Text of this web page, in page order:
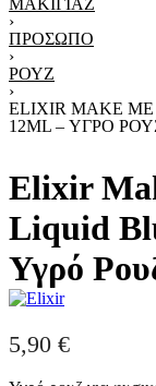
ΜΑΚΙΓΙΆΖ
›
ΠΡΌΣΩΠΟ
›
ΡΟΥΖ
›
ELIXIR MAKE
12ML – ΥΓΡΌ
Elixir
Liquid
Υγρό
5,90 €